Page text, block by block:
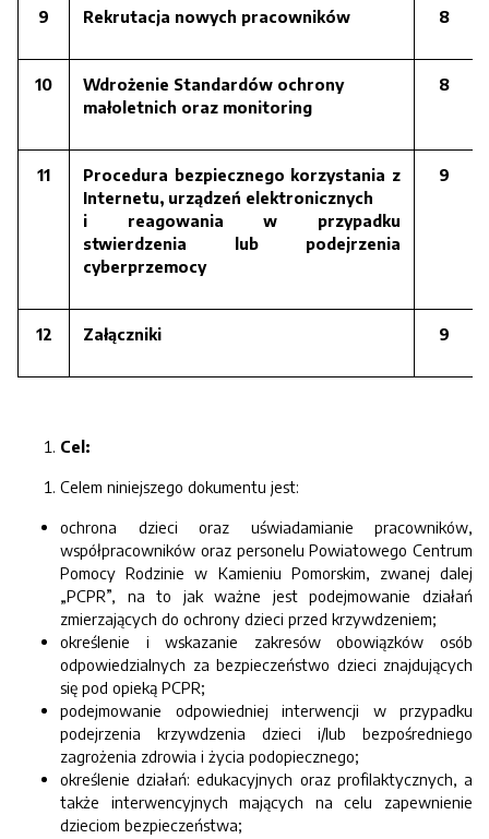
9 Rekrutacja nowych pracowników 8
10
Wdrożenie Standardów ochrony
małoletnich oraz monitoring
8
11
Procedura bezpiecznego korzystania z
Internetu, urządzeń elektronicznych
i reagowania w przypadku
stwierdzenia lub podejrzenia
cyberprzemocy
9
12 Załączniki 9
Cel:
Celem niniejszego dokumentu jest:
ochrona dzieci oraz uświadamianie pracowników,
współpracowników oraz personelu Powiatowego Centrum
Pomocy Rodzinie w Kamieniu Pomorskim, zwanej dalej
„PCPR”, na to jak ważne jest podejmowanie działań
zmierzających do ochrony dzieci przed krzywdzeniem;
określenie i wskazanie zakresów obowiązków osób
odpowiedzialnych za bezpieczeństwo dzieci znajdujących
się pod opieką PCPR;
podejmowanie odpowiedniej interwencji w przypadku
podejrzenia krzywdzenia dzieci i/lub bezpośredniego
zagrożenia zdrowia i życia podopiecznego;
określenie działań: edukacyjnych oraz profilaktycznych, a
także interwencyjnych mających na celu zapewnienie
dzieciom bezpieczeństwa;